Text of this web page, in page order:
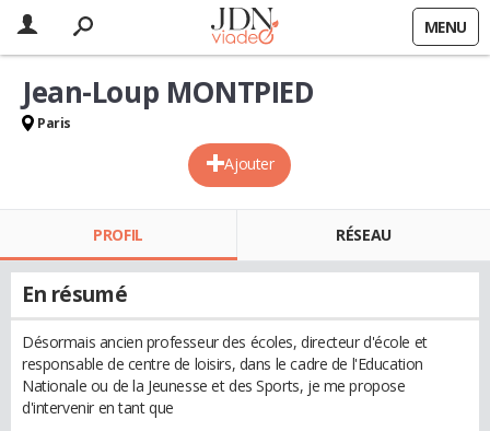
MENU
Ajouter
Jean-Loup MONTPIED
Paris
PROFIL RÉSEAU
En résumé
Désormais ancien professeur des écoles, directeur d'école et
responsable de centre de loisirs, dans le cadre de l'Education
Nationale ou de la Jeunesse et des Sports, je me propose
d'intervenir en tant que